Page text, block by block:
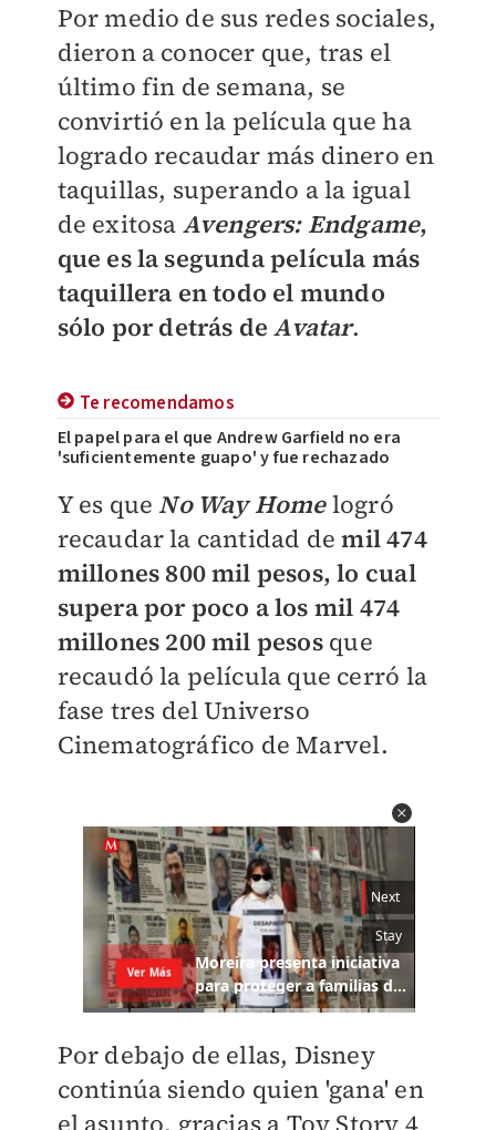
Por medio de sus redes sociales,
dieron a conocer que, tras el
último fin de semana, se
convirtió en la película que ha
logrado recaudar más dinero en
taquillas, superando a la igual
de exitosa Avengers: Endgame,
que es la segunda película más
taquillera en todo el mundo
sólo por detrás deAvatar.
Te recomendamos
El papel para el que Andrew Garfield no era
'suficientemente guapo' y fue rechazado
Y es queNo Way Homelogró
recaudar la cantidad demil 474
millones 800 mil pesos, lo cual
supera por poco a los mil 474
millones 200 mil pesosque
recaudó la película que cerró la
fase tres del Universo
Cinematográfico de Marvel.
Por debajo de ellas, Disney
continúa siendo quien 'gana' en